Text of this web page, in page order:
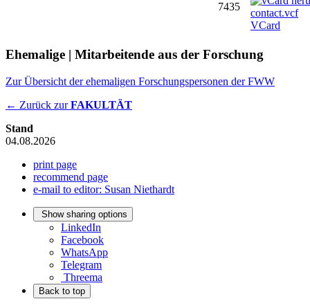
7435
VCard
Ehemalige | Mitarbeitende aus der Forschung
Zur Übersicht der ehemaligen Forschungspersonen der FWW
← Zurück zurFAKULTÄT
Stand
04.08.2026
print page
recommend page
e-mail to editor: Susan Niethardt
Show sharing options
LinkedIn
Facebook
WhatsApp
Telegram
Threema
Back to top